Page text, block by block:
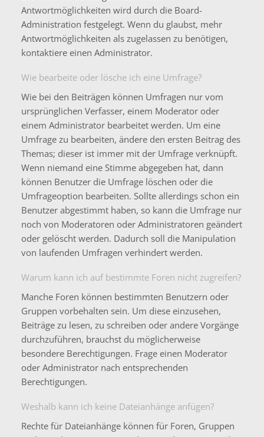
Antwortmöglichkeiten wird durch die Board-
Administration festgelegt. Wenn du glaubst, mehr
Antwortmöglichkeiten als zugelassen zu benötigen,
kontaktiere einen Administrator.
Wie bearbeite oder lösche ich eine Umfrage?
Wie bei den Beiträgen können Umfragen nur vom
ursprünglichen Verfasser, einem Moderator oder
einem Administrator bearbeitet werden. Um eine
Umfrage zu bearbeiten, ändere den ersten Beitrag des
Themas; dieser ist immer mit der Umfrage verknüpft.
Wenn niemand eine Stimme abgegeben hat, dann
können Benutzer die Umfrage löschen oder die
Umfrageoption bearbeiten. Sollte allerdings schon ein
Benutzer abgestimmt haben, so kann die Umfrage nur
noch von Moderatoren oder Administratoren geändert
oder gelöscht werden. Dadurch soll die Manipulation
von laufenden Umfragen verhindert werden.
Warum kann ich auf bestimmte Foren nicht zugreifen?
Manche Foren können bestimmten Benutzern oder
Gruppen vorbehalten sein. Um diese einzusehen,
Beiträge zu lesen, zu schreiben oder andere Vorgänge
durchzuführen, brauchst du möglicherweise
besondere Berechtigungen. Frage einen Moderator
oder Administrator nach entsprechenden
Berechtigungen.
Weshalb kann ich keine Dateianhänge anfügen?
Rechte für Dateianhänge können für Foren, Gruppen